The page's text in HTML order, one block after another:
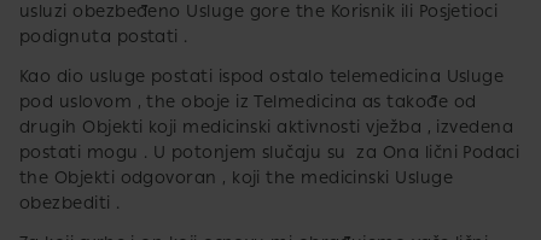
usluzi​ obezbeđeno Usluge gore the Korisnik ili Posjetioci
podignuta postati .
Kao dio usluge​ postati ispod ostalo telemedicina Usluge
pod uslovom , the oboje iz Telmedicina as takođe od
drugih Objekti koji medicinski aktivnosti vježba , izvedena
postati mogu . U potonjem slučaju su za Ona lični Podaci
the Objekti odgovoran , koji the medicinski Usluge
obezbediti .